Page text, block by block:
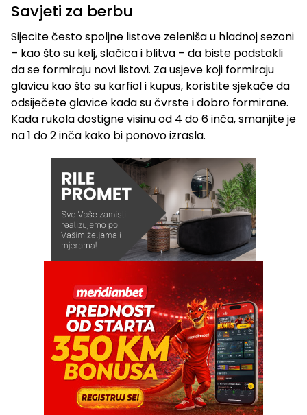
Savjeti za berbu
Sijecite često spoljne listove zeleniša u hladnoj sezoni
– kao što su kelj, slačica i blitva – da biste podstakli
da se formiraju novi listovi. Za usjeve koji formiraju
glavicu kao što su karfiol i kupus, koristite sjekače da
odsiječete glavice kada su čvrste i dobro formirane.
Kada rukola dostigne visinu od 4 do 6 inča, smanjite je
na 1 do 2 inča kako bi ponovo izrasla.